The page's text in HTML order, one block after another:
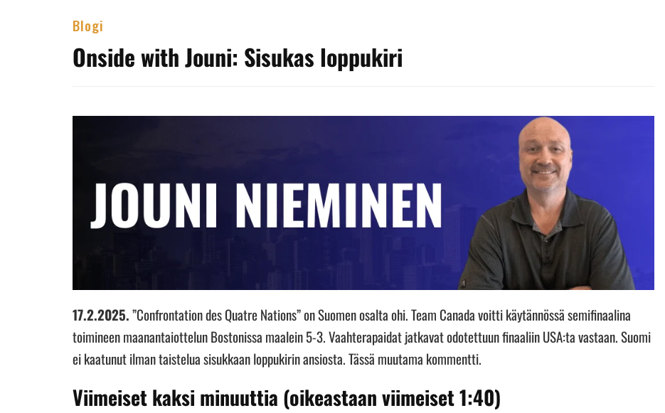
Blogi
Onside with Jouni: Sisukas loppukiri
17.2.2025.”Confrontation des Quatre Nations” on Suomen osalta ohi. Team Canada voitti käytännössä semifinaalina
toimineen maanantaiottelun Bostonissa maalein 5-3. Vaahterapaidat jatkavat odotettuun finaaliin USA:ta vastaan. Suomi
ei kaatunut ilman taistelua sisukkaan loppukirin ansiosta. Tässä muutama kommentti.
Viimeiset kaksi minuuttia (oikeastaan viimeiset 1:40)